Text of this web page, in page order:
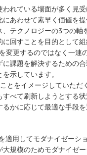
れている場面が多く見受
あわせて素早く価値を
テクノロジーの3つの軸
回すことを目的として
変更するのではなく一連
課題を解決するための
示しています。
とをイメージしていただ
べて刷新しようとする
かに応じて最適な手段
適用してモダナイゼーシ
規模のためモダナイゼ